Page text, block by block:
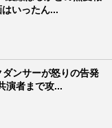
いったん...
ンサーが怒りの告発
演者まで攻...